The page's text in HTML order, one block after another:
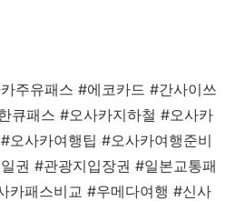
주유패스 #에코카드 #간사이쓰
큐패스 #오사카지하철 #오사카
오사카여행팁 #오사카여행준비
권 #관광지입장권 #일본교통패
카패스비교 #우메다여행 #신사